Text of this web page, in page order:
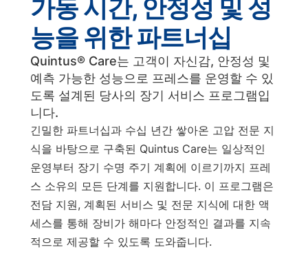
가동 시간, 안정성 및 성
능을 위한 파트너십
Quintus® Care는 고객이 자신감, 안정성 및
예측 가능한 성능으로 프레스를 운영할 수 있
도록 설계된 당사의 장기 서비스 프로그램입
니다.
긴밀한 파트너십과 수십 년간 쌓아온 고압 전문 지
식을 바탕으로 구축된 Quintus Care는 일상적인
운영부터 장기 수명 주기 계획에 이르기까지 프레
스 소유의 모든 단계를 지원합니다. 이 프로그램은
전담 지원, 계획된 서비스 및 전문 지식에 대한 액
세스를 통해 장비가 해마다 안정적인 결과를 지속
적으로 제공할 수 있도록 도와줍니다.